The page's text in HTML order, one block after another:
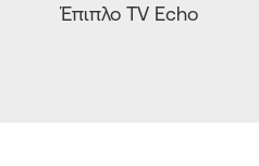
Έπιπλο TV Echo